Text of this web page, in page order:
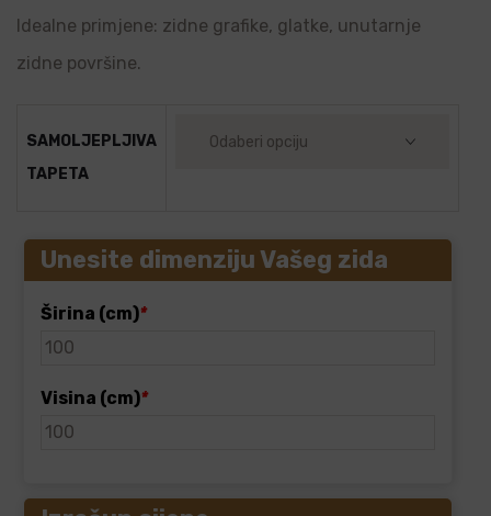
Idealne primjene: zidne grafike, glatke, unutarnje
zidne površine.
SAMOLJEPLJIVA
TAPETA
Unesite dimenziju Vašeg zida
Širina (cm)*
Visina (cm)*